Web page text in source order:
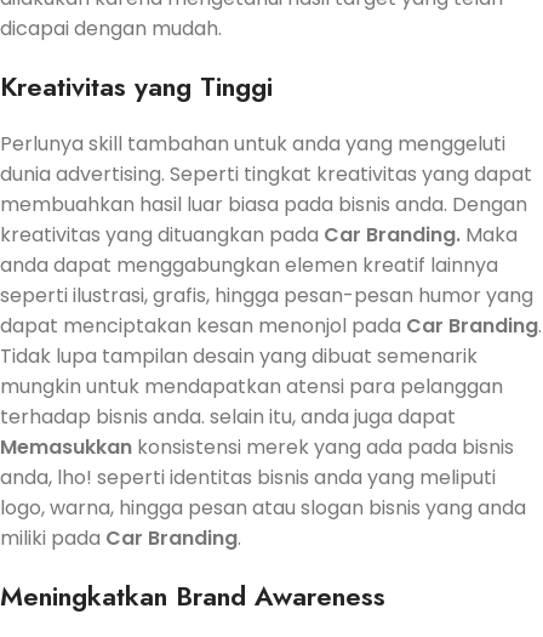
dicapai dengan mudah.
Kreativitas yang Tinggi
Perlunya skill tambahan untuk anda yang menggeluti
dunia advertising. Seperti tingkat kreativitas yang dapat
membuahkan hasil luar biasa pada bisnis anda. Dengan
kreativitas yang dituangkan pada Car Branding. Maka
anda dapat menggabungkan elemen kreatif lainnya
seperti ilustrasi, grafis, hingga pesan-pesan humor yang
dapat menciptakan kesan menonjol pada Car Branding.
Tidak lupa tampilan desain yang dibuat semenarik
mungkin untuk mendapatkan atensi para pelanggan
terhadap bisnis anda. selain itu, anda juga dapat
Memasukkan konsistensi merek yang ada pada bisnis
anda, lho! seperti identitas bisnis anda yang meliputi
logo, warna, hingga pesan atau slogan bisnis yang anda
miliki pada Car Branding.
Meningkatkan Brand Awareness